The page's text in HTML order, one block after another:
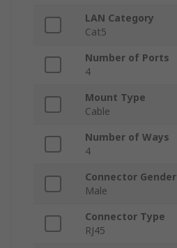
LAN Category
Cat5
Number of Ports
4
Mount Type
Cable
Number of Ways
4
Connector Gender
Male
Connector Type
RJ45